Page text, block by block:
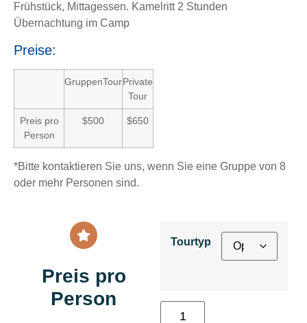
Frühstück, Mittagessen. Kamelritt 2 Stunden
Übernachtung im Camp
Preise:
GruppenTourPrivate
Tour
Preis pro
Person
$500 $650
*Bitte kontaktieren Sie uns, wenn Sie eine Gruppe von 8
oder mehr Personen sind.
Preis pro
Person
Tourtyp